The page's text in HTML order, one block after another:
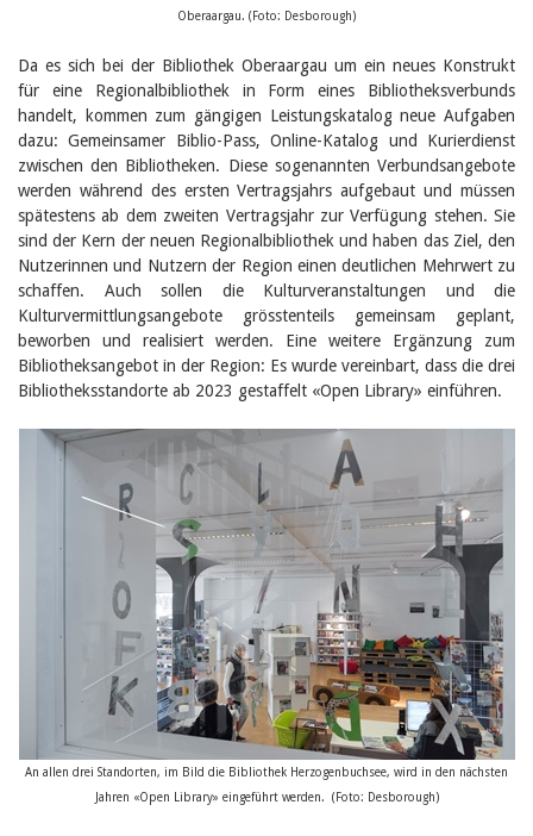
Therese von Weissenfluh
Manuela Nyffeler-Lanker
Alle Autoren
Archiv
Juli 2026
Juni 2026
März 2026
Dezember 2025
November 2025
September 2025
Juli 2025
Juni 2025
Februar 2025
2024
2023
2021
2020
Oberaargau. (Foto: Desborough)
Da es sich bei der Bibliothek Oberaargau um ein neues Konstrukt
für eine Regionalbibliothek in Form eines Bibliotheksverbunds
handelt, kommen zum gängigen Leistungskatalog neue Aufgaben
dazu: Gemeinsamer Biblio-Pass, Online-Katalog und Kurierdienst
zwischen den Bibliotheken. Diese sogenannten Verbundsangebote
werden während des ersten Vertragsjahrs aufgebaut und müssen
spätestens ab dem zweiten Vertragsjahr zur Verfügung stehen. Sie
sind der Kern der neuen Regionalbibliothek und haben das Ziel, den
Nutzerinnen und Nutzern der Region einen deutlichen Mehrwert zu
schaffen. Auch sollen die Kulturveranstaltungen und die
Kulturvermittlungsangebote grösstenteils gemeinsam geplant,
beworben und realisiert werden. Eine weitere Ergänzung zum
Bibliotheksangebot in der Region: Es wurde vereinbart, dass die drei
Bibliotheksstandorte ab 2023 gestaffelt «Open Library» einführen.
An allen drei Standorten, im Bild die Bibliothek Herzogenbuchsee, wird in den nächsten
Jahren «Open Library» eingeführt werden. (Foto: Desborough)